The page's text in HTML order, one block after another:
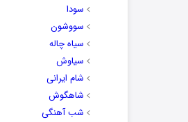
سودا
سووشون
سیاه چاله
سیاوش
شام ایرانی
شاهگوش
شب آهنگی